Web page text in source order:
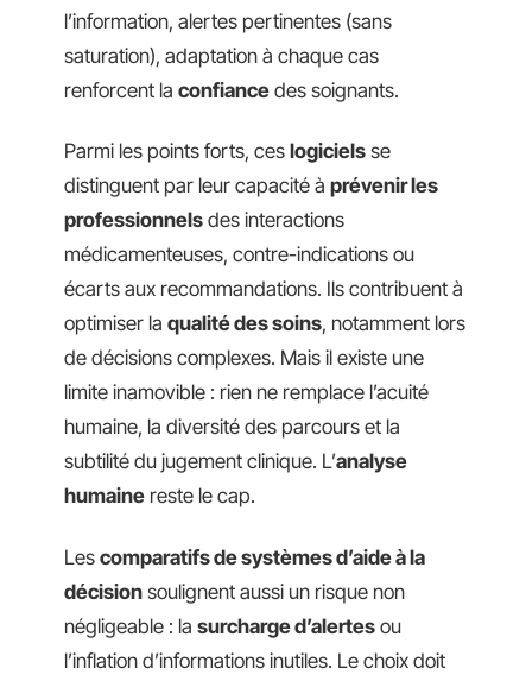
l’information, alertes pertinentes (sans
saturation), adaptation à chaque cas
renforcent la confiance des soignants.
Parmi les points forts, ces logiciels se
distinguent par leur capacité à prévenir les
professionnels des interactions
médicamenteuses, contre-indications ou
écarts aux recommandations. Ils contribuent à
optimiser la qualité des soins, notamment lors
de décisions complexes. Mais il existe une
limite inamovible : rien ne remplace l’acuité
humaine, la diversité des parcours et la
subtilité du jugement clinique. L’analyse
humaine reste le cap.
Les comparatifs de systèmes d’aide à la
décision soulignent aussi un risque non
négligeable : la surcharge d’alertes ou
l’inflation d’informations inutiles. Le choix doit